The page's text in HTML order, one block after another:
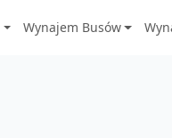
Wynajem Busów